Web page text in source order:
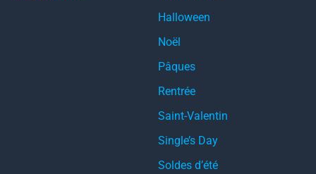
Halloween
Noël
Pâques
Rentrée
Saint-Valentin
Single’s Day
Soldes d’été